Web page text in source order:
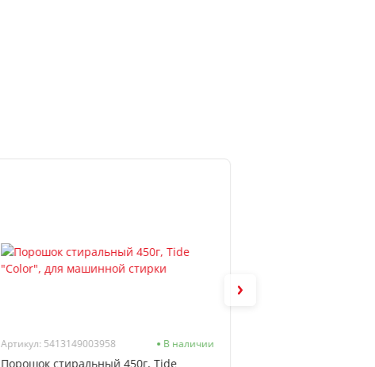
Артикул: 5413149003958 В наличии
Порошок стиральный 450г, Tide